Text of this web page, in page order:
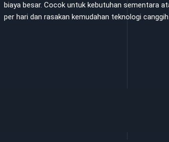
biaya besar. Cocok untuk kebutuhan sementara
per hari dan rasakan kemudahan teknologi